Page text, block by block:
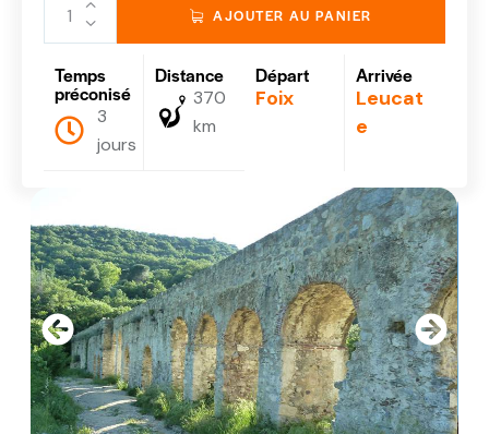
AJOUTER AU PANIER
Temps
préconisé
3
jours
Distance
370
km
Départ
Foix
Arrivée
Leucat
e